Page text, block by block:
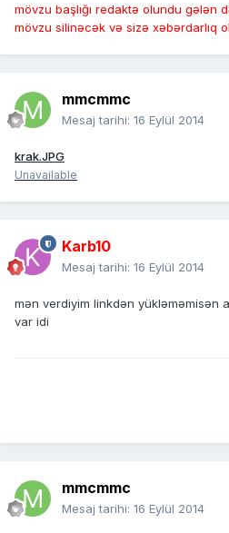
mövzu başlığı redaktə olundu gələn
mövzu silinəcək və sizə xəbərdarlıq
mmcmmc
Mesaj tarihi: 16 Eylül 2014
krak.JPG
Unavailable
Karb10
Mesaj tarihi: 16 Eylül 2014
mən verdiyim linkdən yükləməmisən
var idi
mmcmmc
Mesaj tarihi: 16 Eylül 2014